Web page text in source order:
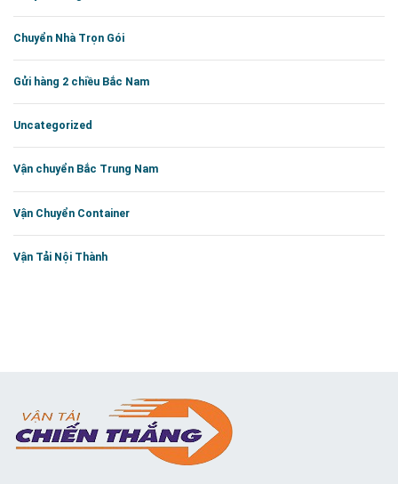
Chuyển Nhà Trọn Gói
Gửi hàng 2 chiều Bắc Nam
Uncategorized
Vận chuyển Bắc Trung Nam
Vận Chuyển Container
Vận Tải Nội Thành